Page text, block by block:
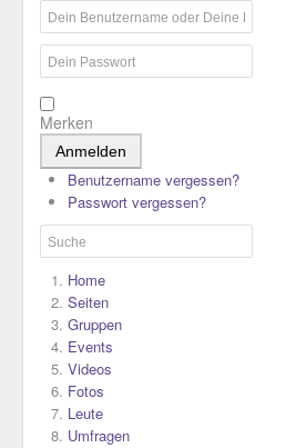
Merken
Anmelden
Benutzername vergessen?
Passwort vergessen?
Home
Seiten
Gruppen
Events
Videos
Fotos
Leute
Umfragen